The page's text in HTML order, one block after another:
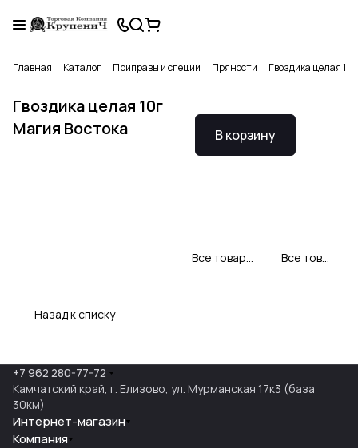
Главная Каталог Приправы и специи Пряности Гвоздика целая
Гвоздика целая 10г
Магия Востока
В корзину
Все товары Магия востока Все товары категории
Назад к списку
+7 962 280-77-72
Камчатский край, г. Елизово, ул. Мурманская 17к3 (база
30км)
Интернет-магазин
Компания